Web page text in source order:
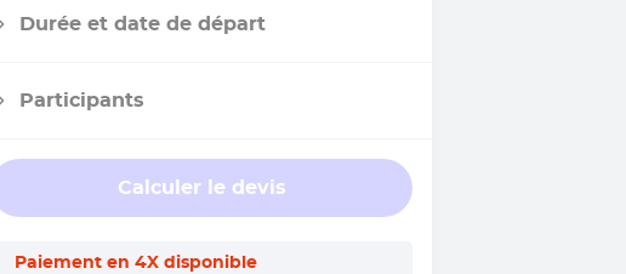
Durée et date de départ
Participants
Calculer le devis
Paiement en 4X disponible